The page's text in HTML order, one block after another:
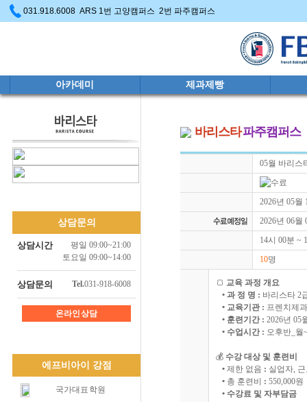
031.918.6008 ARS 1번 고양캠퍼스 2번 파주캠퍼스
아카데미 제과제빵
상담문의
상담시간
평일 09:00~21:00
토요일 09:00~14:00
상담문의 Tel.031-918-6008
온라인 상담
에프비아이 강점
국가대표 학원
바리스타파주캠퍼스
05월 바리스
2026년 05월
2026년 06월
14시 00분 ~
10명
🍞 교육 과정 개요
• 과 정 명 : 바리스타 2
• 교육기관 : 프렌치제
• 훈련기간 : 2026년 05
• 수업시간 : 오후반_월
💰 수강 대상 및 훈련비
• 제한 없음 : 실업자,
• 총 훈련비 : 550,000원
• 수강료 및 자부담금